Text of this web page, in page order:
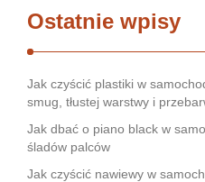
Ostatnie wpisy
Jak czyścić plastiki w
smug, tłustej warstwy i
Jak dbać o piano black w
śladów palców
Jak czyścić nawiewy w